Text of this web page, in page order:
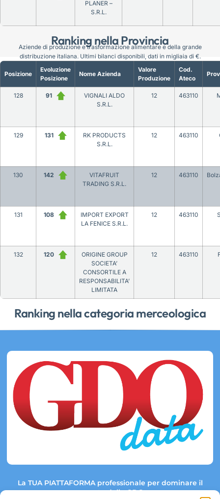
Ranking nella Provincia
PLANER –
S.R.L.
Ranking nella categoria merceologica
Posizione
Evoluzione
Posizione
Nome Azienda
Valore
Produzione
Cod.
Ateco
128 91
VIGNALI ALDO
S.R.L.
12 463110
129 131
RK PRODUCTS
S.R.L.
12 463110
130 142
VITAFRUIT
TRADING S.R.L.
12 463110
131 108
IMPORT EXPORT
LA FENICE S.R.L.
12 463110
132 120
ORIGINE GROUP
SOCIETA’
CONSORTILE A
RESPONSABILITA’
LIMITATA
12 463110
Aziende di produzione e trasformazione alimentare e della grande
distribuzione italiana. Ultimi bilanci disponibili, dati in migliaia di €.
La TUA PIATTAFORMA professionale per dominare il
mercato della GDO.